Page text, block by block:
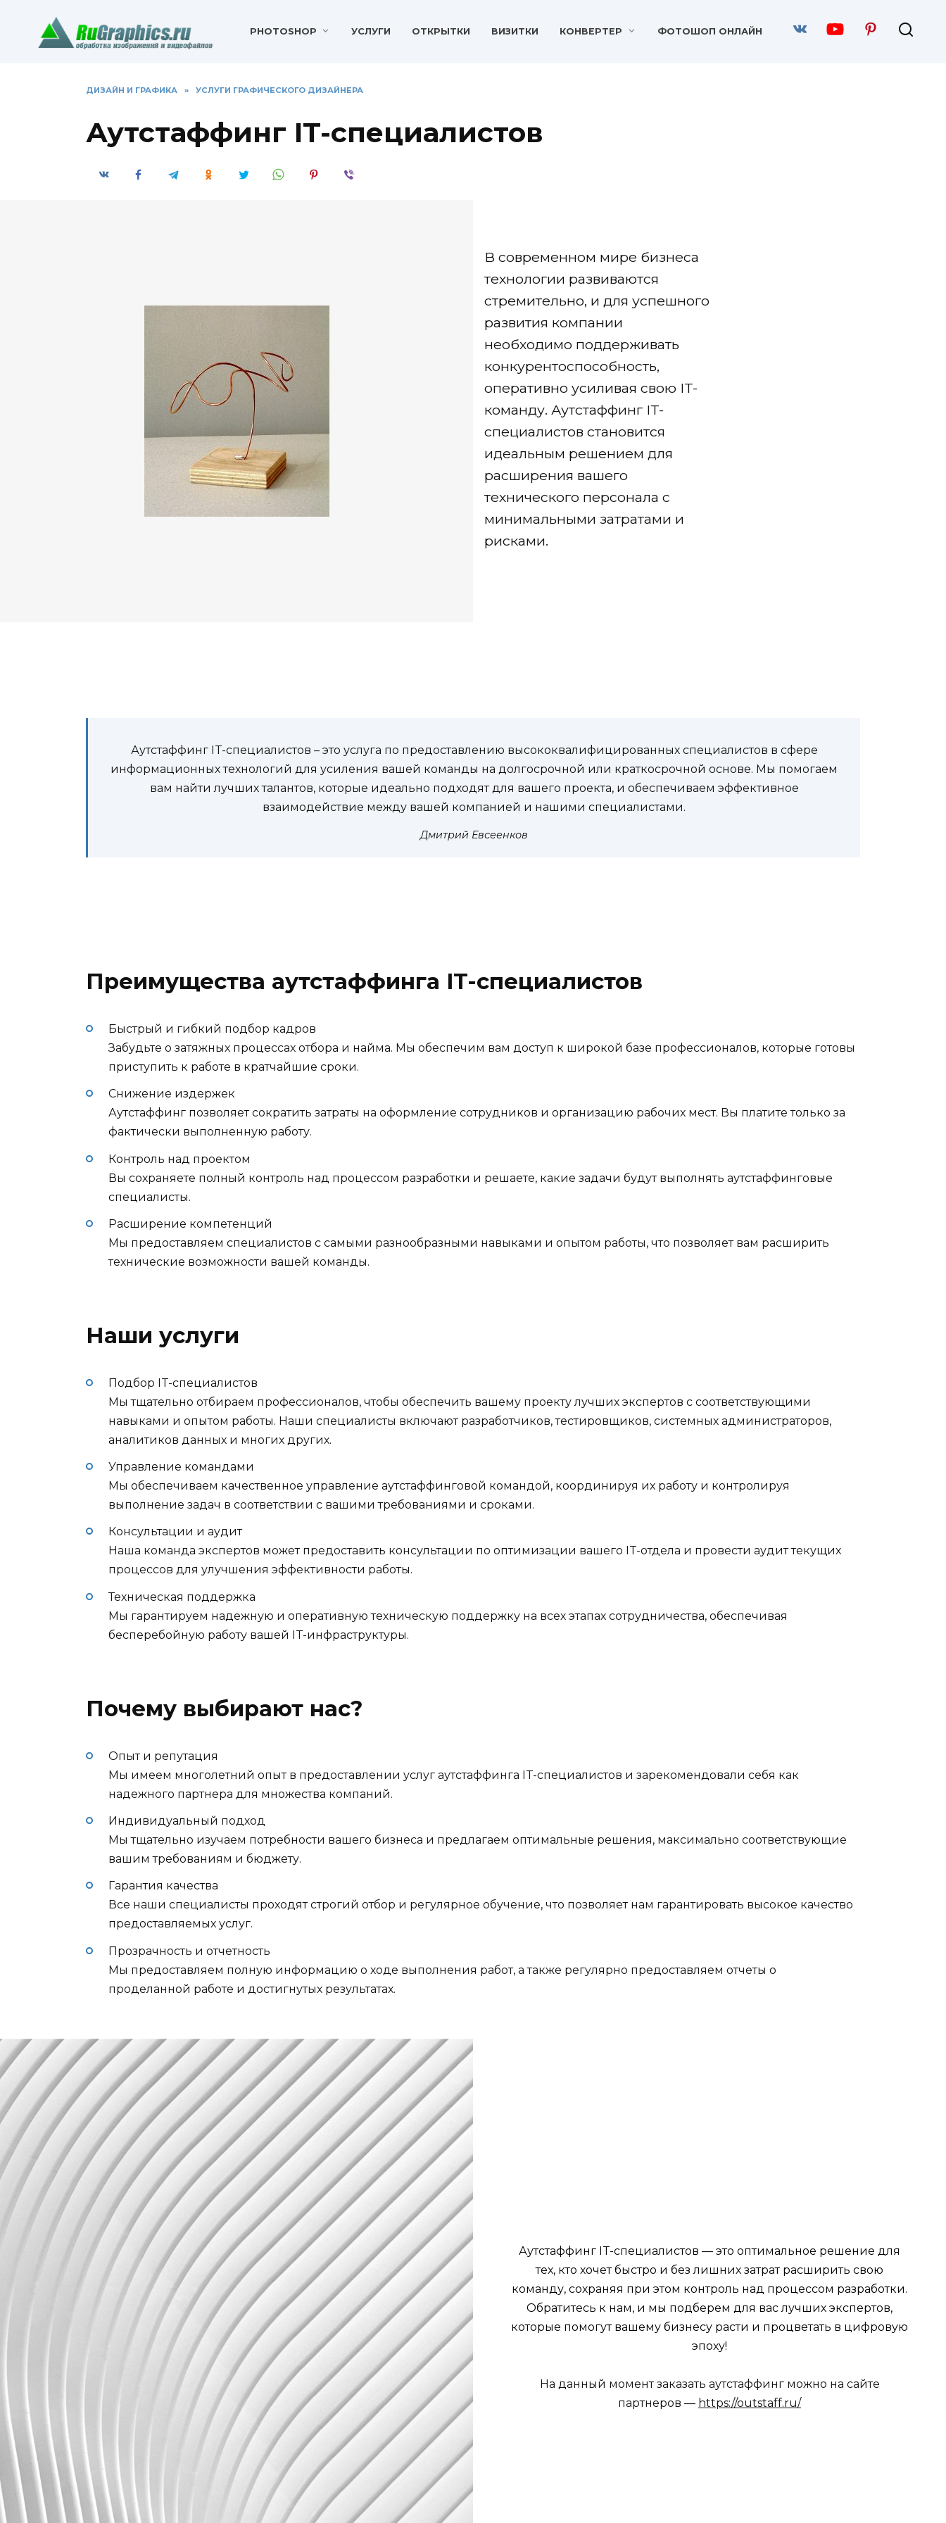
содержанию
PHOTOSHOP УСЛУГИ ОТКРЫТКИ ВИЗИТКИ КОНВЕРТЕР ФОТОШОП ОНЛАЙН
ДИЗАЙН И ГРАФИКА » УСЛУГИ ГРАФИЧЕСКОГО ДИЗАЙНЕРА
Аутстаффинг IT-специалистов
В современном мире бизнеса
технологии развиваются
стремительно, и для успешного
развития компании
необходимо поддерживать
конкурентоспособность,
оперативно усиливая свою IT-
команду. Аутстаффинг IT-
специалистов становится
идеальным решением для
расширения вашего
технического персонала с
минимальными затратами и
рисками.
Аутстаффинг IT-специалистов – это услуга по предоставлению высококвалифицированных специалистов в сфере
информационных технологий для усиления вашей команды на долгосрочной или краткосрочной основе. Мы помогаем
вам найти лучших талантов, которые идеально подходят для вашего проекта, и обеспечиваем эффективное
взаимодействие между вашей компанией и нашими специалистами.
Дмитрий Евсеенков
Преимущества аутстаффинга IT-специалистов
Быстрый и гибкий подбор кадров
Забудьте о затяжных процессах отбора и найма. Мы обеспечим вам доступ к широкой базе профессионалов, которые готовы
приступить к работе в кратчайшие сроки.
Снижение издержек
Аутстаффинг позволяет сократить затраты на оформление сотрудников и организацию рабочих мест. Вы платите только за
фактически выполненную работу.
Контроль над проектом
Вы сохраняете полный контроль над процессом разработки и решаете, какие задачи будут выполнять аутстаффинговые
специалисты.
Расширение компетенций
Мы предоставляем специалистов с самыми разнообразными навыками и опытом работы, что позволяет вам расширить
технические возможности вашей команды.
Наши услуги
Подбор IT-специалистов
Мы тщательно отбираем профессионалов, чтобы обеспечить вашему проекту лучших экспертов с соответствующими
навыками и опытом работы. Наши специалисты включают разработчиков, тестировщиков, системных администраторов,
аналитиков данных и многих других.
Управление командами
Мы обеспечиваем качественное управление аутстаффинговой командой, координируя их работу и контролируя
выполнение задач в соответствии с вашими требованиями и сроками.
Консультации и аудит
Наша команда экспертов может предоставить консультации по оптимизации вашего IT-отдела и провести аудит текущих
процессов для улучшения эффективности работы.
Техническая поддержка
Мы гарантируем надежную и оперативную техническую поддержку на всех этапах сотрудничества, обеспечивая
бесперебойную работу вашей IT-инфраструктуры.
Почему выбирают нас?
Опыт и репутация
Мы имеем многолетний опыт в предоставлении услуг аутстаффинга IT-специалистов и зарекомендовали себя как
надежного партнера для множества компаний.
Индивидуальный подход
Мы тщательно изучаем потребности вашего бизнеса и предлагаем оптимальные решения, максимально соответствующие
вашим требованиям и бюджету.
Гарантия качества
Все наши специалисты проходят строгий отбор и регулярное обучение, что позволяет нам гарантировать высокое качество
предоставляемых услуг.
Прозрачность и отчетность
Мы предоставляем полную информацию о ходе выполнения работ, а также регулярно предоставляем отчеты о
проделанной работе и достигнутых результатах.
Аутстаффинг IT-специалистов — это оптимальное решение для
тех, кто хочет быстро и без лишних затрат расширить свою
команду, сохраняя при этом контроль над процессом разработки.
Обратитесь к нам, и мы подберем для вас лучших экспертов,
которые помогут вашему бизнесу расти и процветать в цифровую
эпоху!
На данный момент заказать аутстаффинг можно на сайте
партнеров — https://outstaff.ru/